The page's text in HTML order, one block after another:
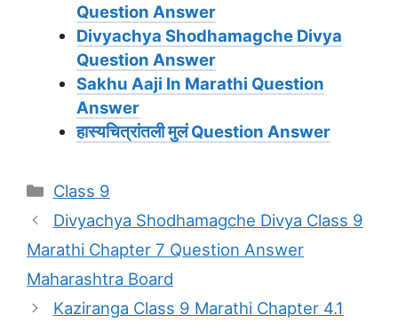
Question Answer
Divyachya Shodhamagche Divya
Question Answer
Sakhu Aaji In Marathi Question
Answer
हास्यचित्रांतली मुलं Question Answer
Categories
Class 9
Divyachya Shodhamagche Divya Class 9
Marathi Chapter 7 Question Answer
Maharashtra Board
Kaziranga Class 9 Marathi Chapter 4.1